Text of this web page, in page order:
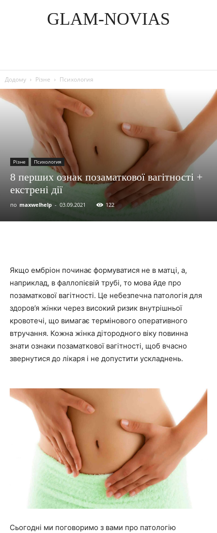
GLAM-NOVIAS
Додому Різне Психология
Різне Психология
8 перших ознак позаматкової вагітності +
екстрені дії
по maxwelhelp - 03.09.2021 122
Якщо ембріон починає формуватися не в матці, а,
наприклад, в фаллопієвій трубі, то мова йде про
позаматкової вагітності. Це небезпечна патологія для
здоров’я жінки через високий ризик внутрішньої
кровотечі, що вимагає термінового оперативного
втручання. Кожна жінка дітородного віку повинна
знати ознаки позаматкової вагітності, щоб вчасно
звернутися до лікаря і не допустити ускладнень.
Сьогодні ми поговоримо з вами про патологію